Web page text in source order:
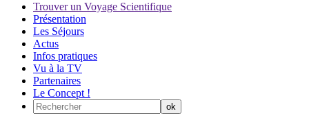
Trouver un Voyage Scientifique
Présentation
Les Séjours
Actus
Infos pratiques
Vu à la TV
Partenaires
Le Concept !